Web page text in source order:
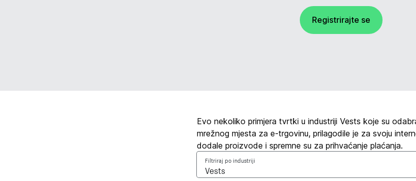
Registrirajte se
Evo nekoliko primjera tvrtki u industriji Vests koje su
mrežnog mjesta za e-trgovinu, prilagodile je za svoju
dodale proizvode i spremne su za prihvaćanje plaćanja.
Filtriraj po industriji